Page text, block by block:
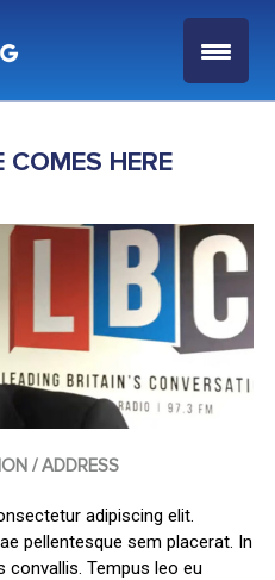
COMES HERE
/ ADDRESS
adipiscing elit.
pellentesque sem placerat. In
convallis. Tempus leo eu